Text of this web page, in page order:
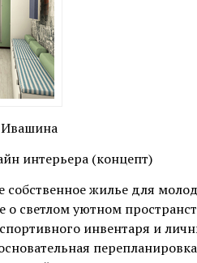
Ивашина
интерьера (концепт)
собственное жилье для
о светлом уютном
инвентаря и